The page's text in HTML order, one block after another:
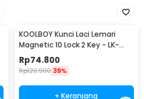
KOOLBOY Kunci Laci Lemari
Magnetic 10 Lock 2 Key - LK-
002-KB
Rp74.800
Rp120.900 39%
+ Keranjang